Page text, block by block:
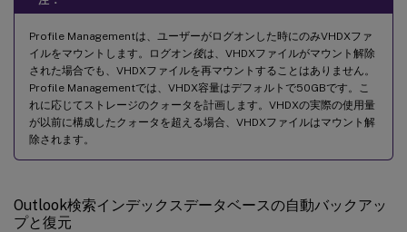
Profile Managementは、ユーザーがログオンした時にのみVHDXファ
イルをマウントします。ログオン後は、VHDXファイルがマウント解除
された場合でも、VHDXファイルを再マウントすることはありません。
Profile Managementでは、VHDX容量はデフォルトで50GBです。こ
れに応じてストレージのクォータを計画します。VHDXの実際の使用量
が以前に構成したクォータを超える場合、VHDXファイルはマウント解
除されます。
Outlook検索インデックスデータベースの自動バックアッ
プと復元